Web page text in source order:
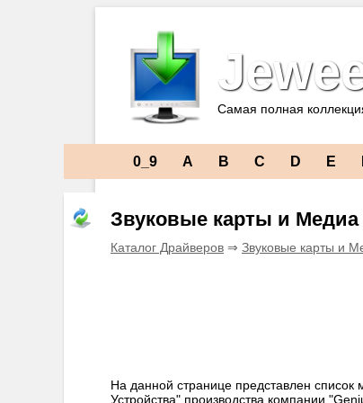
Самая полная
0_9 A B C D E
Звуковые карты и Медиа
Каталог Драйверов ⇒ Звуковые карты и
На данной странице представлен
Устройства" производства компании